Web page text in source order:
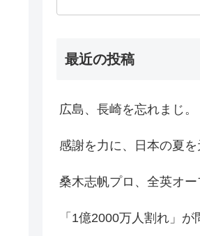
最近の投稿
広島、長崎を忘れまじ。
感謝を力に、日本の夏を
桑木志帆プロ、全英オー
「1億2000万人割れ」